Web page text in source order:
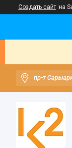
Создать сайт на
пр-т